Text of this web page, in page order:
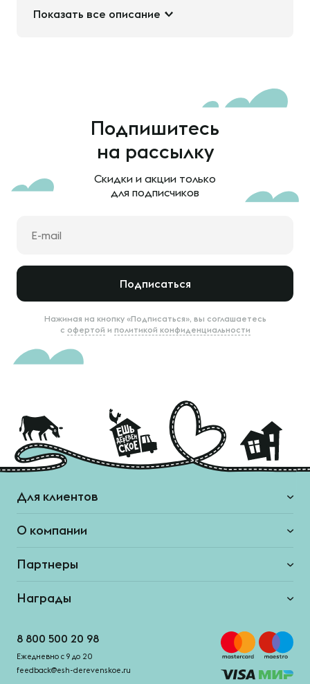
Показать все описание
Подпишитесь
на рассылку
Скидки и акции только
для подписчиков
Подписаться
Нажимая на кнопку «Подписаться», вы соглашаетесь
с офертой и политикой конфиденциальности
Для клиентов
О компании
Партнеры
Награды
8 800 500 20 98
Ежедневно с 9 до 20
feedback@esh-derevenskoe.ru